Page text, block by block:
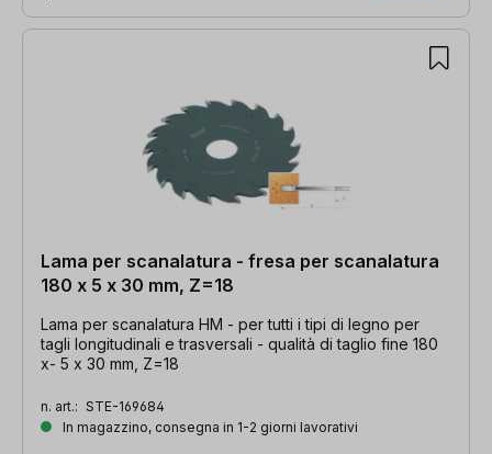
Lama per scanalatura - fresa per scanalatura
180 x 5 x 30 mm, Z=18
Lama per scanalatura HM - per tutti i tipi di legno per
tagli longitudinali e trasversali - qualità di taglio fine 180
x- 5 x 30 mm, Z=18
n. art.: STE-169684
In magazzino, consegna in 1-2 giorni lavorativi